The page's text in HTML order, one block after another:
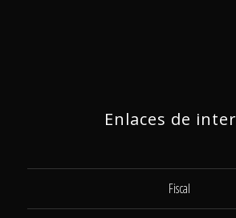
Enlaces de
Fiscal